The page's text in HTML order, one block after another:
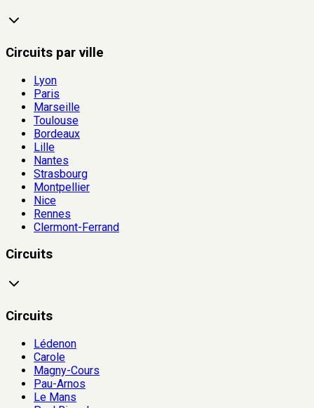
Circuits par ville
Lyon
Paris
Marseille
Toulouse
Bordeaux
Lille
Nantes
Strasbourg
Montpellier
Nice
Rennes
Clermont-Ferrand
Circuits
Circuits
Lédenon
Carole
Magny-Cours
Pau-Arnos
Le Mans